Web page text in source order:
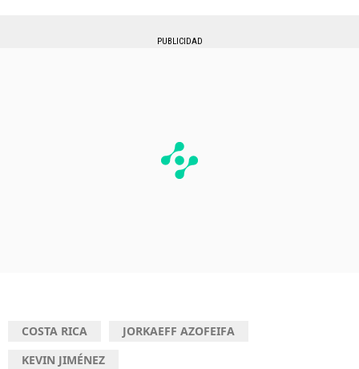
PUBLICIDAD
COSTA RICA
JORKAEFF AZOFEIFA
KEVIN JIMÉNEZ